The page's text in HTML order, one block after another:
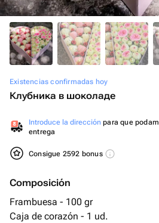
Existencias confirmadas hoy
Клубника в шоколаде
Introduce la dirección para que
entrega
Consigue 2592 bonus
Composición
Frambuesa - 100 gr
Caja de corazón - 1 ud.